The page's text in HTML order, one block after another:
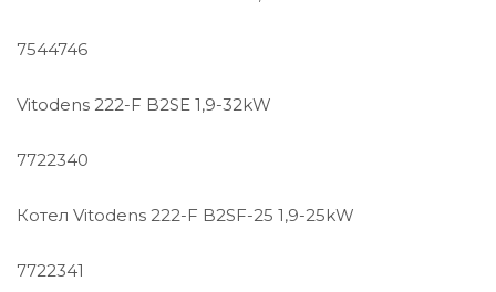
7544746
Vitodens 222-F B2SE 1,9-32kW
7722340
Котел Vitodens 222-F B2SF-25 1,9-25kW
7722341